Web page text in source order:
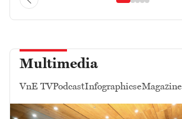
Multimedia
VnE TVPodcastInfographicseMagazine